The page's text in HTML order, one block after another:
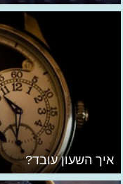
איך השעון עובד?